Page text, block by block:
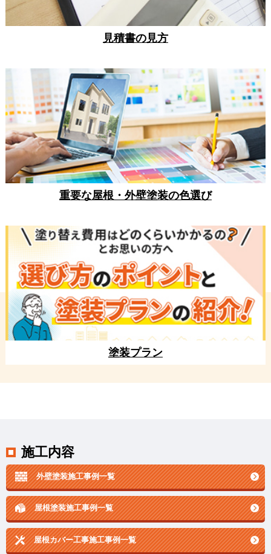
見積書の見方
重要な屋根・外壁塗装の色選び
塗装プラン
施工内容
外壁塗装施工事例一覧
屋根塗装施工事例一覧
屋根カバー工事施工事例一覧